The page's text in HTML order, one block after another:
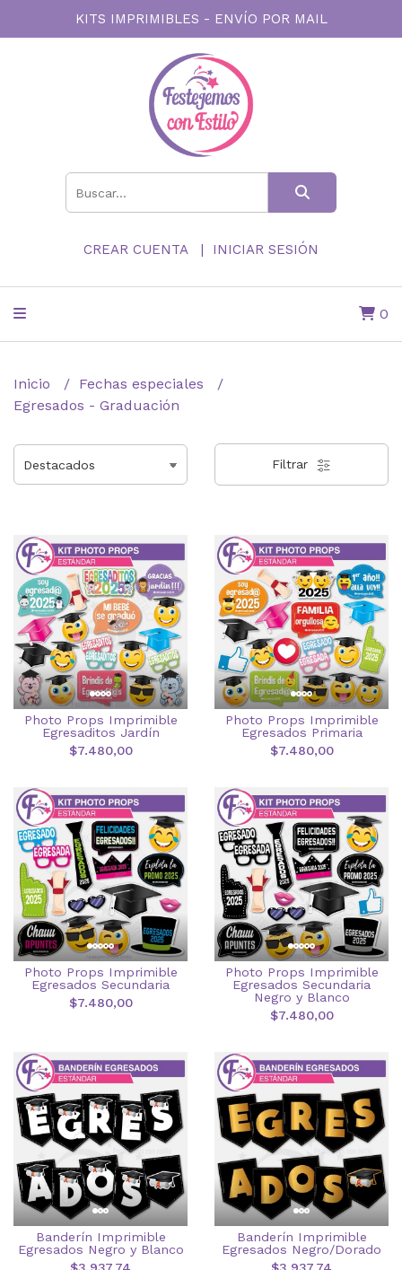
KITS IMPRIMIBLES - ENVÍO POR MAIL
CREAR CUENTA INICIAR SESIÓN
0
Inicio
Fechas especiales
Egresados - Graduación
Filtrar
Photo Props Imprimible
Egresaditos Jardín
$7.480,00
Photo Props Imprimible
Egresados Primaria
$7.480,00
Photo Props Imprimible
Egresados Secundaria
$7.480,00
Photo Props Imprimible
Egresados Secundaria
Negro y Blanco
$7.480,00
Banderín Imprimible
Egresados Negro y Blanco
Banderín Imprimible
Egresados Negro/Dorado